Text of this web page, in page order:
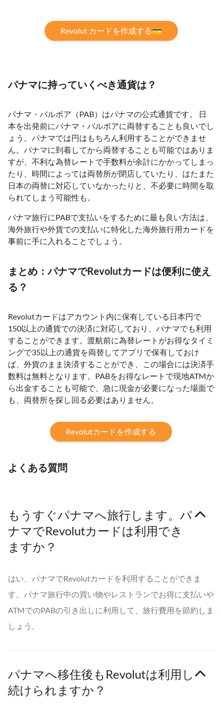
Revolut カードを作成する💳
パナマに持っていくべき通貨は？
パナマ・バルボア（PAB）はパナマの公式通貨です。 日
本を出発前にパナマ・バルボアに両替することも良いでし
ょう。パナマでは円はもちろん利用することができませ
ん。パナマに到着してから両替することも可能ではありま
すが、不利な為替レートで手数料が余計にかかってしまっ
たり、時間によっては両替所が閉店していたり、はたまた
日本の両替に対応していなかったりと、不必要に時間を取
られてしまう可能性も。
パナマ旅行にPABで支払いをするために最も良い方法は、
海外旅行や外貨での支払いに特化した海外旅行用カードを
事前に手に入れることでしょう。
まとめ：パナマでRevolutカードは便利に使え
る？
Revolutカードはアカウント内に保有している日本円で
150以上の通貨での決済に対応しており、パナマでも利用
することができます。渡航前に為替レートがお得なタイミ
ングで35以上の通貨を両替してアプリで保有しておけ
ば、外貨のまま決済することができ、この場合には決済手
数料は無料となります。PABをお得なレートで現地ATMか
ら出金することも可能で、急に現金が必要になった場面で
も、両替所を探し回る必要はありません。
Revolutカードを作成する
よくある質問
もうすぐパナマへ旅行します。パ
ナマでRevolutカードは利用でき
ますか？
はい、パナマでRevolutカードを利用することができま
す。パナマ旅行中の買い物やレストランでお得に支払いや
ATMでのPABの引き出しに利用して、旅行費用を節約しま
しょう。
パナマへ移住後もRevolutは利用し
続けられますか？